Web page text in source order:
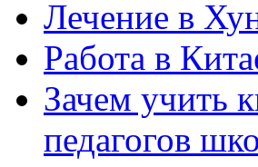
Лечение в
Работа в
Зачем учить
педагогов